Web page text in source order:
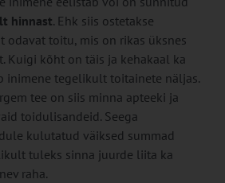
hinnast. Ehk siis ostetakse
odavat toitu, mis on rikas üksnes
Kuigi kõht on täis ja kehakaal ka
inimene tegelikult toitainete näljas.
tee on siis minna apteeki ja
toidulisandeid. Seega
kulutatud väiksed summad
tuleks sinna juurde liita ka
raha.